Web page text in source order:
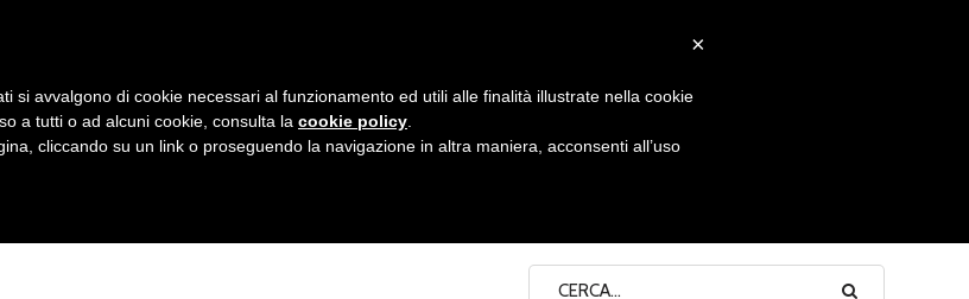
A
V
G
NONNO PASTICCIERE
OPERA
×
si avvalgono di cookie necessari al funzionamento ed utili alle finalità illustrate nella cookie
a tutti o ad alcuni cookie, consulta la cookie policy
cliccando su un link o proseguendo la navigazione in altra maniera, acconsenti all’uso